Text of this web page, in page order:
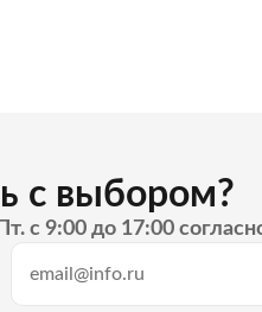
с выбором?
с 9:00 до 17:00